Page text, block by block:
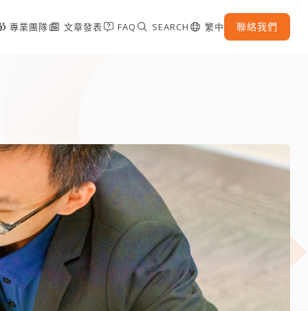
專業團隊 文章發表 FAQ SEARCH 繁中 聯絡我們